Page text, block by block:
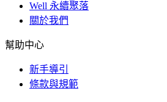
Well 永續聚落
關於我們
幫助中心
新手導引
條款與規範